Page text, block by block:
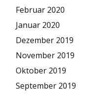
Februar 2020
Januar 2020
Dezember 2019
November 2019
Oktober 2019
September 2019